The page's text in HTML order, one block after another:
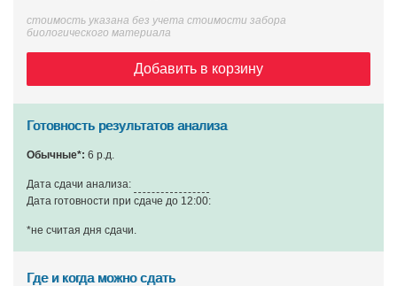
стоимость указана без учета стоимости забора
биологического материала
Добавить в корзину
Готовность результатов анализа
Обычные*: 6 р.д.
Дата сдачи анализа:
Дата готовности при сдаче до 12:00:
*не считая дня сдачи.
Где и когда можно сдать